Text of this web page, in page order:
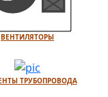
ВЕНТИЛЯТОРЫ
ТРУБОПРОВОДА